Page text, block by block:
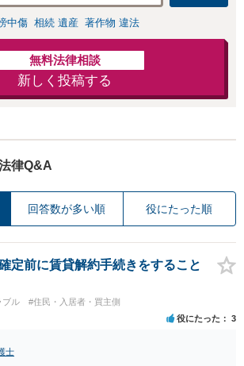
中傷 相続 遺産 著作物 違法
無料法律相談
新しく投稿する
律Q&A
回答数が多い順 役にたった順
定前に賃貸解約手続きをすること
ブル #住民・入居者・買主側
役にたった 3
士